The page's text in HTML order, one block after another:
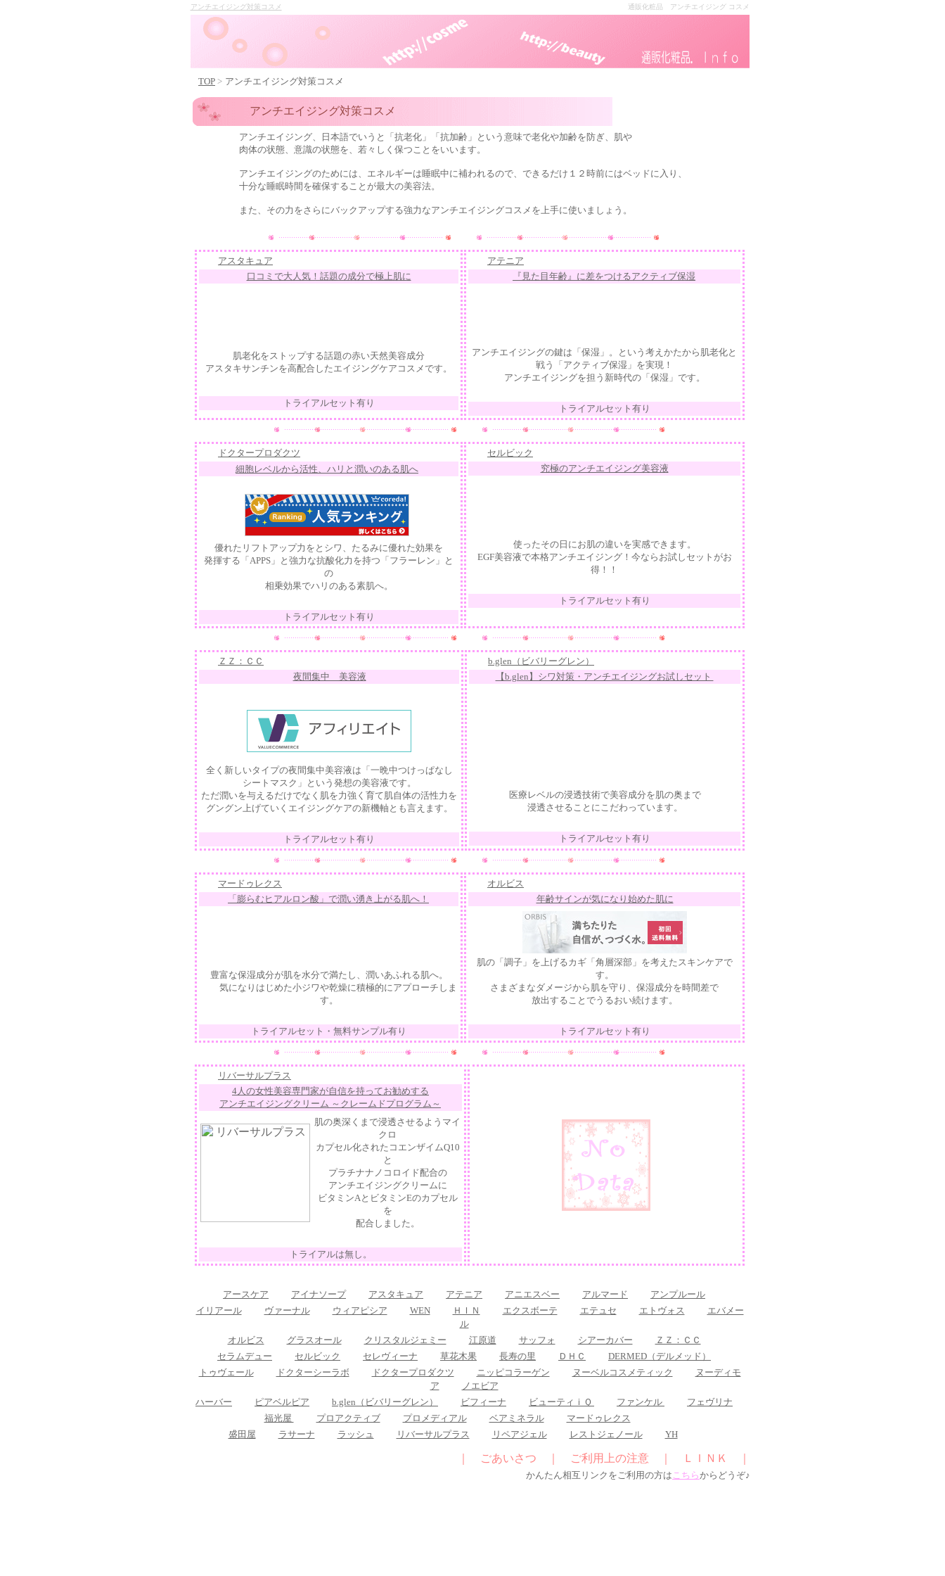
アンチエイジング対策コスメ 通販化粧品 アンチエイジング コスメ
TOP > アンチエイジング対策コスメ
アンチエイジング対策コスメ
アンチエイジング、日本語でいうと「抗老化」「抗加齢」という意味で老化や加齢を防ぎ、肌や
肉体の状態、意識の状態を、若々しく保つことをいいます。
アンチエイジングのためには、エネルギーは睡眠中に補われるので、できるだけ１２時前にはベッドに入り、
十分な睡眠時間を確保することが最大の美容法。
また、その力をさらにバックアップする強力なアンチエイジングコスメを上手に使いましょう。
アスタキュア
口コミで大人気！話題の成分で極上肌に
肌老化をストップする話題の赤い天然美容成分
アスタキサンチンを高配合したエイジングケアコスメです。
トライアルセット有り
アテニア
『見た目年齢』に差をつけるアクティブ保湿
アンチエイジングの鍵は「保湿」。という考えかたから肌老化と
戦う「アクティブ保湿」を実現！
アンチエイジングを担う新時代の「保湿」です。
トライアルセット有り
ドクタープロダクツ
細胞レベルから活性、ハリと潤いのある肌へ
優れたリフトアップ力をとシワ、たるみに優れた効果を
発揮する「APPS」と強力な抗酸化力を持つ「フラーレン」と
の
相乗効果でハリのある素肌へ。
トライアルセット有り
セルビック
究極のアンチエイジング美容液
使ったその日にお肌の違いを実感できます。
EGF美容液で本格アンチエイジング！今ならお試しセットがお
得！！
トライアルセット有り
ＺＺ：ＣＣ
夜間集中 美容液
全く新しいタイプの夜間集中美容液は「一晩中つけっぱなし
シートマスク」という発想の美容液です。
ただ潤いを与えるだけでなく肌を力強く育て肌自体の活性力を
グングン上げていくエイジングケアの新機軸とも言えます。
トライアルセット有り
b.glen（ビバリーグレン）
【b.glen】シワ対策・アンチエイジングお試しセット
医療レベルの浸透技術で美容成分を肌の奥まで
浸透させることにこだわっています。
トライアルセット有り
マードゥレクス
「膨らむヒアルロン酸」で潤い湧き上がる肌へ！
豊富な保湿成分が肌を水分で満たし、潤いあふれる肌へ。
気になりはじめた小ジワや乾燥に積極的にアプローチしま
す。
トライアルセット・無料サンプル有り
オルビス
年齢サインが気になり始めた肌に
肌の「調子」を上げるカギ「角層深部」を考えたスキンケアで
す。
さまざまなダメージから肌を守り、保湿成分を時間差で
放出することでうるおい続けます。
トライアルセット有り
リバーサルプラス
4人の女性美容専門家が自信を持ってお勧めする
アンチエイジングクリーム ～クレームドプログラム～
肌の奥深くまで浸透させるようマイ
クロ
カプセル化されたコエンザイムQ10
と
プラチナナノコロイド配合の
アンチエイジングクリームに
ビタミンAとビタミンEのカプセル
を
配合しました。
トライアルは無し。
アースケア アイナソープ アスタキュア アテニア アニエスベー アルマード
アンプルール
イリアール
ヴァーナル ウィアピシア WEN ＨＩＮ エクスボーテ エテュセ エトヴォス
エバメー
ル
オルビス
グラスオール クリスタルジェミー 江原道 サッフォ シアーカバー
ＺＺ：ＣＣ
セラムデュー
セルビック セレヴィーナ 草花木果 長寿の里 ＤＨＣ
DERMED（デルメッド）
トゥヴェール
ドクターシーラボ ドクタープロダクツ ニッピコラーゲン ヌーベルコスメティック
ヌーディモ
ア
ノエビア
ハーバー
ピアベルピア b.glen（ビバリーグレン） ビフィーナ ビューティｉＱ ファンケル
フェヴリナ
福光屋
プロアクティブ プロメディアル ベアミネラル
マードゥレクス
盛田屋
ラサーナ ラッシュ リバーサルプラス リペアジェル レストジェノール YH
ごあいさつ ご利用上の注意 ＬＩＮＫ
かんたん相互リンクをご利用の方はこちらからどうぞ♪